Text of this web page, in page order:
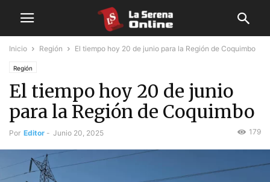
Inicio Región El tiempo hoy 20 de junio para la Región de Coquimbo
Región
El tiempo hoy 20 de junio
para la Región de Coquimbo
Por Editor - Junio 20, 2025 179